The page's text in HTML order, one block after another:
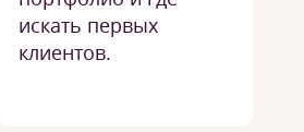
искать первых
клиентов.